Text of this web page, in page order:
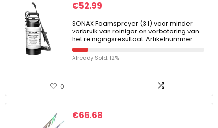
€52.99
SONAX Foamsprayer (3 l) voor minder
verbruik van reiniger en verbetering van
het reinigingsresultaat. Artikelnummer…
Already Sold: 12%
0
€66.68